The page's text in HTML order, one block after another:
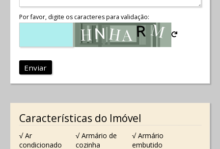
Por favor, digite os caracteres para validação:
Enviar
Características do Imóvel
√ Ar
condicionado
√ Armário de
cozinha
√ Armário
embutido